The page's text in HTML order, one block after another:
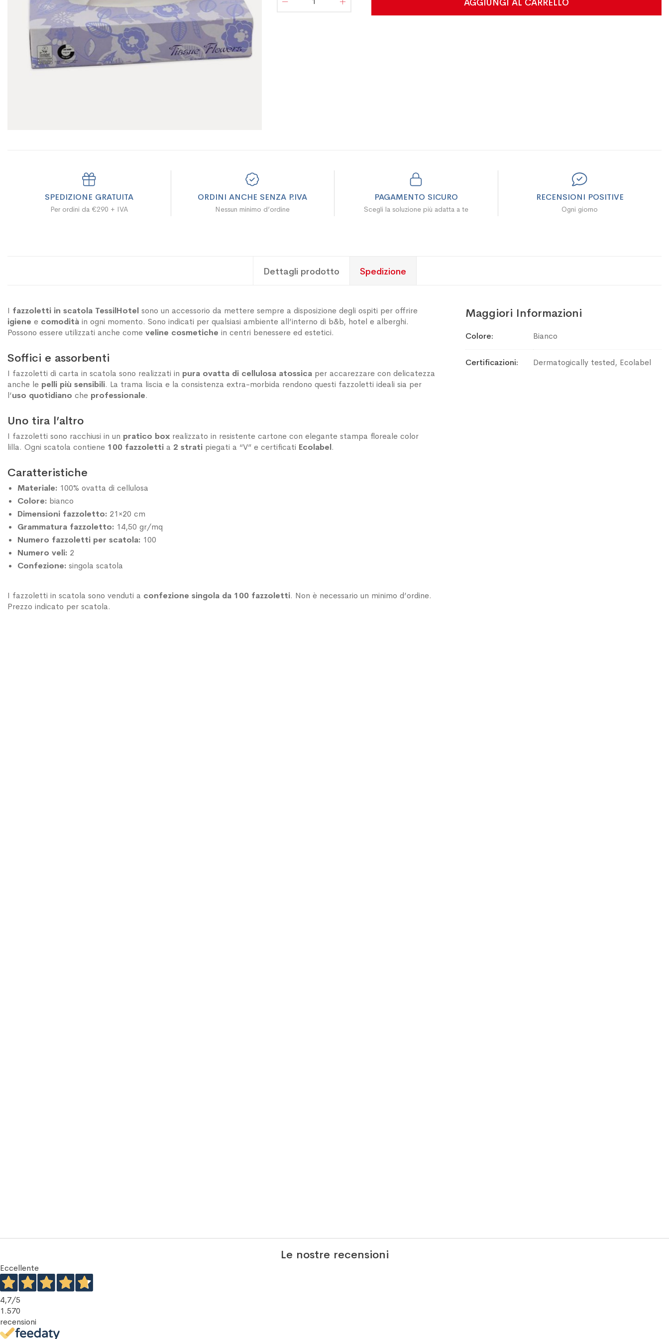
AGGIUNGI AL CARRELLO
SPEDIZIONE GRATUITA
Per ordini da €290 + IVA
ORDINI ANCHE SENZA P.IVA
Nessun minimo d’ordine
PAGAMENTO SICURO
Scegli la soluzione più adatta a te
RECENSIONI POSITIVE
Ogni giorno
Dettagli prodotto
I fazzoletti in scatola TessilHotel sono un accessorio da mettere sempre a disposizione degli ospiti per offrire
igiene e comodità in ogni momento. Sono indicati per qualsiasi ambiente all’interno di b&b, hotel e alberghi.
Possono essere utilizzati anche come veline cosmetiche in centri benessere ed estetici.
Soffici e assorbenti
I fazzoletti di carta in scatola sono realizzati in pura ovatta di cellulosa atossica per accarezzare con delicatezza
anche le pelli più sensibili. La trama liscia e la consistenza extra-morbida rendono questi fazzoletti ideali sia per
l’uso quotidiano che professionale.
Uno tira l’altro
I fazzoletti sono racchiusi in un pratico box realizzato in resistente cartone con elegante stampa floreale color
lilla. Ogni scatola contiene 100 fazzoletti a 2 strati piegati a “V” e certificati Ecolabel.
Caratteristiche
Materiale: 100% ovatta di cellulosa
Colore: bianco
Dimensioni fazzoletto: 21×20 cm
Grammatura fazzoletto: 14,50 gr/mq
Numero fazzoletti per scatola: 100
Numero veli: 2
Confezione: singola scatola
I fazzoletti in scatola sono venduti a confezione singola da 100 fazzoletti. Non è necessario un minimo d’ordine.
Prezzo indicato per scatola.
Maggiori Informazioni
Informazioni
Colore Bianco
Certificazioni Dermatogically tested, Ecolabel
Spedizione
Le nostre recensioni
Eccellente
4,7/5
1.570
recensioni